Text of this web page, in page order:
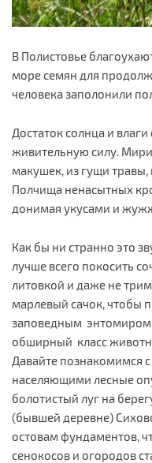
В Полистовье
море семян для
человека заполонили
Достаток солнца и
живительную силу.
макушек, из гущи травы,
Полчища ненасытных
донимая укусами и
Как бы ни странно это
лучше всего покосить
литовкой и даже не
марлевый сачок, чтобы
заповедным
обширный класс
Давайте познакомимся
населяющими лесные
болотистый луг на
(бывшей деревне)
остовам фундаментов,
сенокосов и огородов